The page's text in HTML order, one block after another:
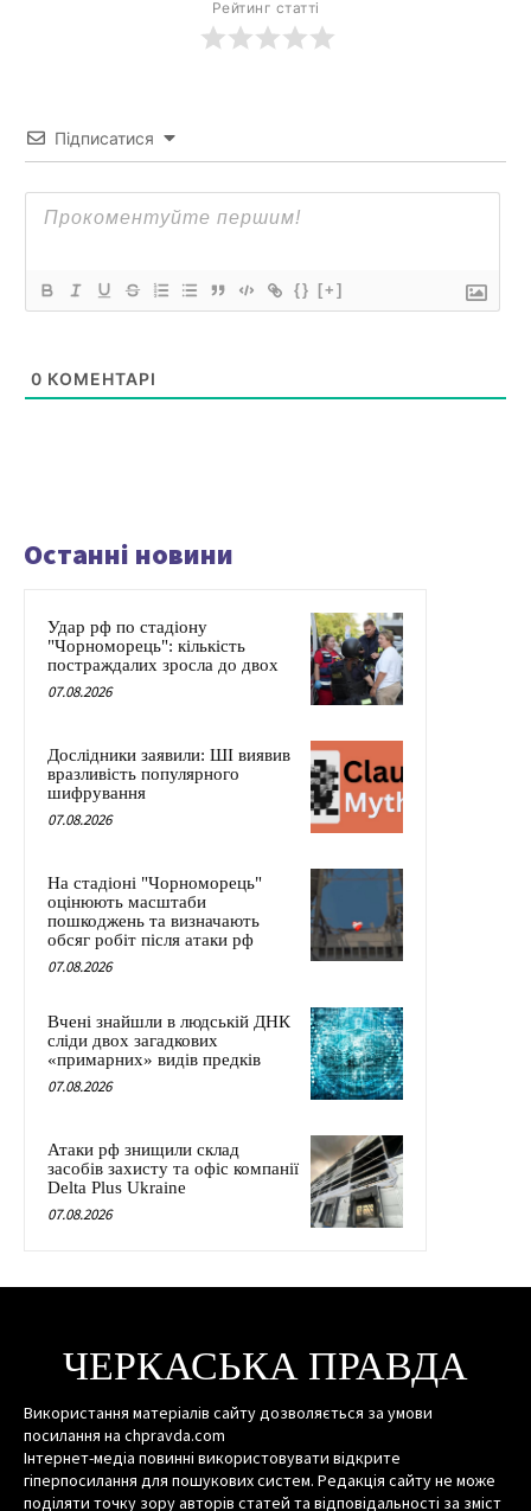
Рейтинг статті
Підписатися
{} [+]
0 КОМЕНТАРІ
Останні новини
Удар рф по стадіону
"Чорноморець": кількість
постраждалих зросла до двох
07.08.2026
Дослідники заявили: ШІ виявив
вразливість популярного
шифрування
07.08.2026
На стадіоні "Чорноморець"
оцінюють масштаби
пошкоджень та визначають
обсяг робіт після атаки рф
07.08.2026
Вчені знайшли в людській ДНК
сліди двох загадкових
«примарних» видів предків
07.08.2026
Атаки рф знищили склад
засобів захисту та офіс компанії
Delta Plus Ukraine
07.08.2026
ЧЕРКАСЬКА ПРАВДА
Використання матеріалів сайту дозволяється за умови
посилання на chpravda.com
Інтернет-медіа повинні використовувати відкрите
гіперпосилання для пошукових систем. Редакція сайту не може
поділяти точку зору авторів статей та відповідальності за зміст